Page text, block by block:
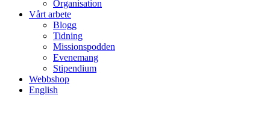
Organisation
Vårt arbete
Blogg
Tidning
Missionspodden
Evenemang
Stipendium
Webbshop
English